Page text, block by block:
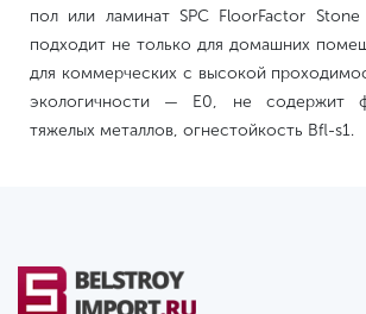
пол или ламинат SPC FloorFactor Stone
подходит не только для домашних
для коммерческих с высокой
экологичности — E0, не содержит
тяжелых металлов, огнестойкость Bfl-s1.